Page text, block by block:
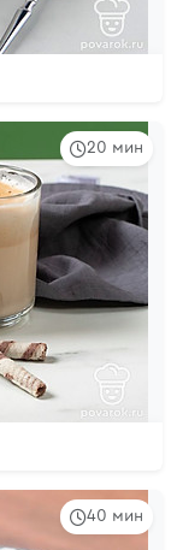
20 мин
40 мин